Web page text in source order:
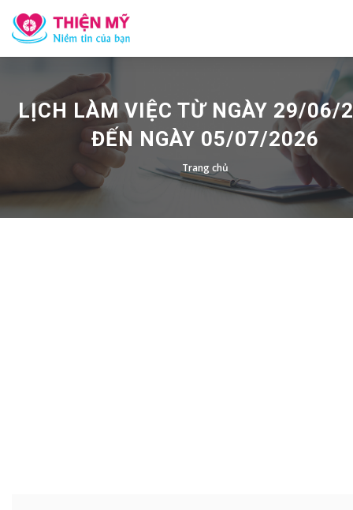
LỊCH LÀM VIỆC TỪ NGÀY 29/06/
ĐẾN NGÀY 05/07/2026
Trang chủ